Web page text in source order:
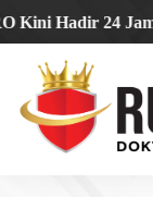
Hadir 24 Jam |